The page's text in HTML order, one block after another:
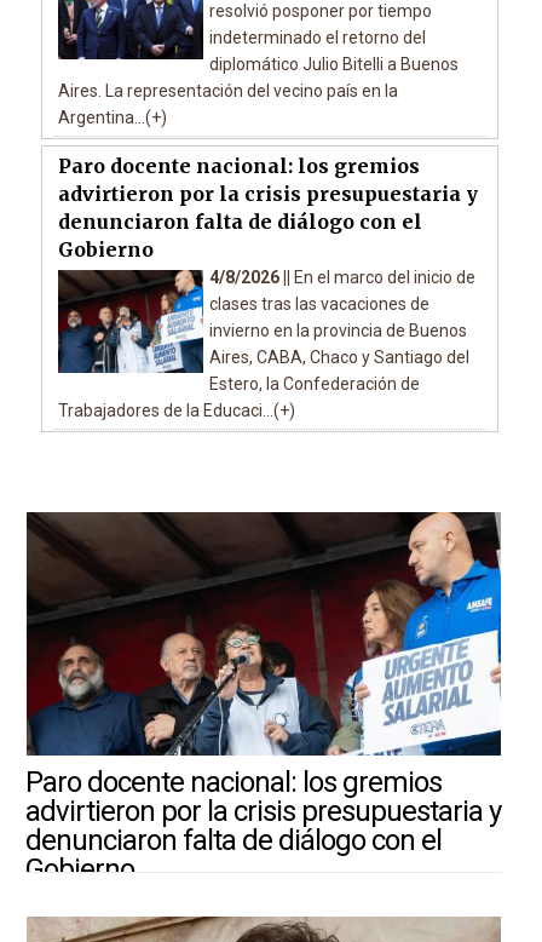
resolvió posponer por tiempo
indeterminado el retorno del
diplomático Julio Bitelli a Buenos
Aires. La representación del vecino país en la
Argentina...(+)
Paro docente nacional: los gremios
advirtieron por la crisis presupuestaria y
denunciaron falta de diálogo con el
Gobierno
4/8/2026 ||
En el marco del inicio de
clases tras las vacaciones de
invierno en la provincia de Buenos
Aires, CABA, Chaco y Santiago del
Estero, la Confederación de
Trabajadores de la Educaci...(+)
Paro docente nacional: los gremios
advirtieron por la crisis presupuestaria y
denunciaron falta de diálogo con el
Gobierno